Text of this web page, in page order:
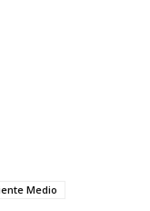
Medio